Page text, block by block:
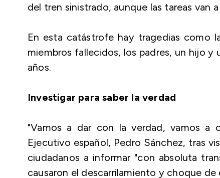
del tren sinistrado, aunque las tareas van
En esta catástrofe hay tragedias como
miembros fallecidos, los padres, un hijo y
años.
Investigar para saber la verdad
"Vamos a dar con la verdad, vamos a
Ejecutivo español, Pedro Sánchez, tras
ciudadanos a informar "con absoluta
causaron el descarrilamiento y choque de